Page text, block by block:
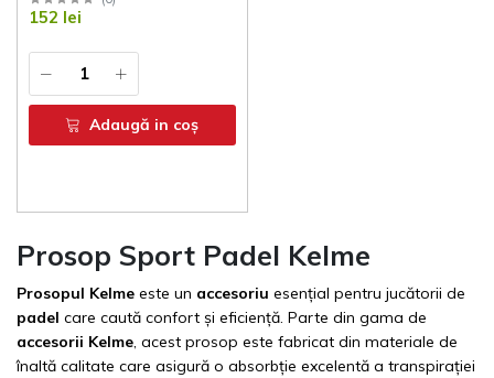
152 lei
Adaugă in coş
Prosop Sport Padel Kelme
Prosopul Kelme este un accesoriu esențial pentru jucătorii de
padel care caută confort și eficiență. Parte din gama de
accesorii Kelme, acest prosop este fabricat din materiale de
înaltă calitate care asigură o absorbție excelentă a transpirației